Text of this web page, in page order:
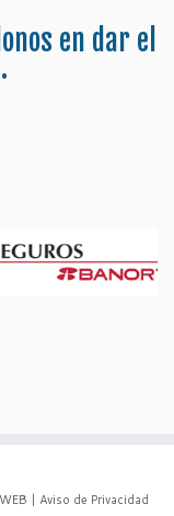
en dar el
| Aviso de Privacidad